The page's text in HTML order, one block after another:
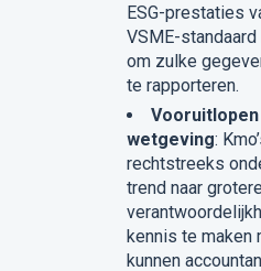
ESG-prestaties
VSME-
om zulke
te rapporteren.
wetgeving:
rechtstreeks
trend naar
kennis te maken
kunnen